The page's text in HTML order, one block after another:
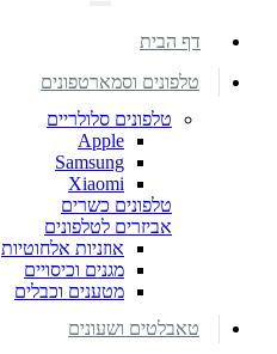
דף הבית
טלפונים וסמארטפונים
טלפונים סלולריים
Apple
Samsung
Xiaomi
טלפונים כשרים
אביזרים לטלפונים
אוזניות אלחוטיות
מגנים וכיסויים
מטענים וכבלים
טאבלטים ושעונים